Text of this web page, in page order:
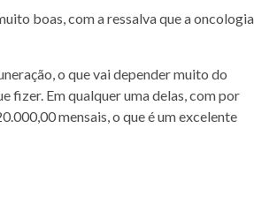
boas, com a ressalva que a oncologia
o que vai depender muito do
fizer. Em qualquer uma delas, com por
mensais, o que é um excelente